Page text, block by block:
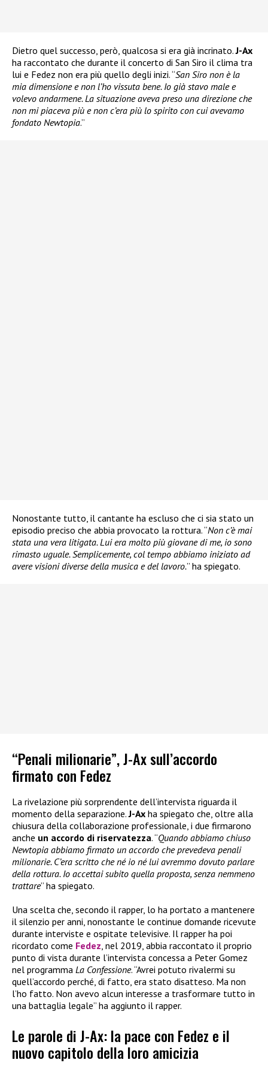
Dietro quel successo, però, qualcosa si era già incrinato.J-Ax
ha raccontato che durante il concerto di San Siro il clima tra
lui e Fedez non era più quello degli inizi. “San Siro non è la
mia dimensione e non l’ho vissuta bene. Io già stavo male e
volevo andarmene. La situazione aveva preso una direzione che
non mi piaceva più e non c’era più lo spirito con cui avevamo
fondato Newtopia.”
Nonostante tutto, il cantante ha escluso che ci sia stato un
episodio preciso che abbia provocato la rottura. “Non c’è mai
stata una vera litigata. Lui era molto più giovane di me, io sono
rimasto uguale. Semplicemente, col tempo abbiamo iniziato ad
avere visioni diverse della musica e del lavoro.” ha spiegato.
“Penali milionarie”, J-Ax sull’accordo
firmato con Fedez
La rivelazione più sorprendente dell’intervista riguarda il
momento della separazione.J-Ax ha spiegato che, oltre alla
chiusura della collaborazione professionale, i due firmarono
anche un accordo di riservatezza. “Quando abbiamo chiuso
Newtopia abbiamo firmato un accordo che prevedeva penali
milionarie. C’era scritto che né io né lui avremmo dovuto parlare
della rottura. Io accettai subito quella proposta, senza nemmeno
trattare” ha spiegato.
Una scelta che, secondo il rapper, lo ha portato a mantenere
il silenzio per anni, nonostante le continue domande ricevute
durante interviste e ospitate televisive. Il rapper ha poi
ricordato come Fedez , nel 2019, abbia raccontato il proprio
punto di vista durante l’intervista concessa a Peter Gomez
nel programma La Confessione. “Avrei potuto rivalermi su
quell’accordo perché, di fatto, era stato disatteso. Ma non
l’ho fatto. Non avevo alcun interesse a trasformare tutto in
una battaglia legale” ha aggiunto il rapper.
Le parole di J-Ax: la pace con Fedez e il
nuovo capitolo della loro amicizia